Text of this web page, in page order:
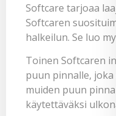
Softcare tarjoaa
Softcaren
halkeilun. Se luo
Toinen Softcaren
puun pinnalle,
muiden puun
käytettäväksi